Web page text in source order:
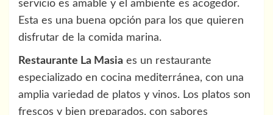
servicio es amable y el ambiente es acogedor.
Esta es una buena opción para los que quieren
disfrutar de la comida marina.
Restaurante La Masia es un restaurante
especializado en cocina mediterránea, con una
amplia variedad de platos y vinos. Los platos son
frescos y bien preparados, con sabores